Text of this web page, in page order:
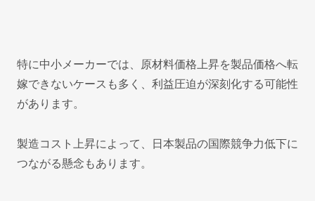
特に中小メーカーでは、原材料価格上昇を製品価格へ転
嫁できないケースも多く、利益圧迫が深刻化する可能性
があります。
製造コスト上昇によって、日本製品の国際競争力低下に
つながる懸念もあります。